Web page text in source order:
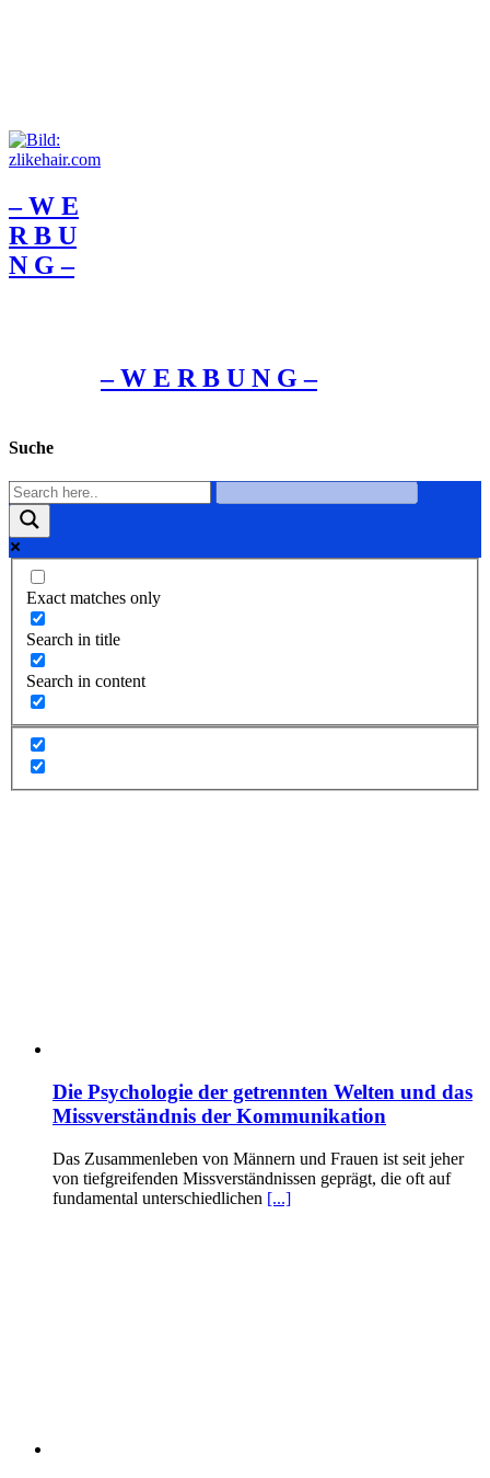
– W Ε
R Β U
Ν G –
– W Ε R Β U Ν G –
Suche
Exact matches only
Search in title
Search in content
Die Psychologie der getrennten Welten und das
Missverständnis der Kommunikation
Das Zusammenleben von Männern und Frauen ist seit jeher
von tiefgreifenden Missverständnissen geprägt, die oft auf
fundamental unterschiedlichen [...]